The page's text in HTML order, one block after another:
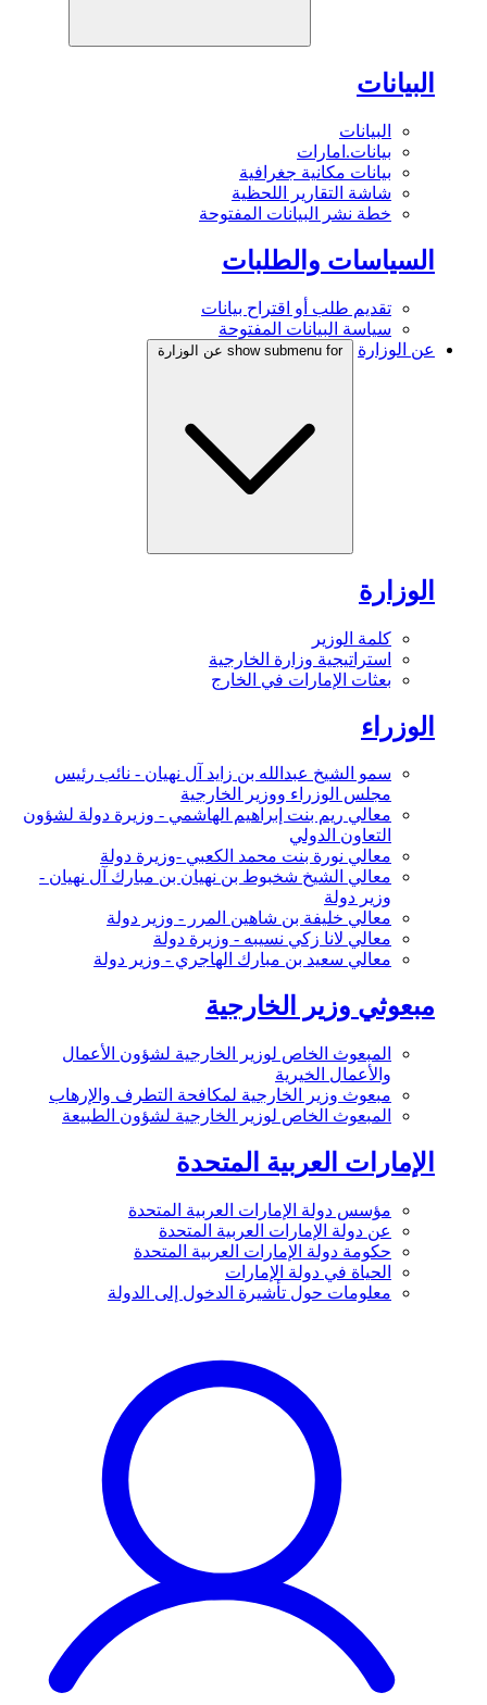
البيانات
البيانات
بيانات.امارات
بيانات مكانية جغرافية
شاشة التقارير اللحظية
خطة نشر البيانات المفتوحة
السياسات والطلبات
تقديم طلب أو اقتراح بيانات
سياسة البيانات المفتوحة
عن الوزارة
show submenu for عن الوزارة
الوزارة
كلمة الوزير
استراتيجية وزارة الخارجية
بعثات الإمارات في الخارج
الوزراء
سمو الشيخ عبدالله بن زايد آل نهيان - نائب رئيس
مجلس الوزراء ووزير الخارجية
معالي ريم بنت إبراهيم الهاشمي - وزيرة دولة لشؤون
التعاون الدولي
معالي نورة بنت محمد الكعبي -وزيرة دولة
معالي الشيخ شخبوط بن نهيان بن مبارك آل نهيان -
وزير دولة
معالي خليفة بن شاهين المرر - وزير دولة
معالي لانا زكي نسيبه - وزيرة دولة
معالي سعيد بن مبارك الهاجري - وزير دولة
مبعوثي وزير الخارجية
المبعوث الخاص لوزير الخارجية لشؤون الأعمال
والأعمال الخيرية
مبعوث وزير الخارجية لمكافحة التطرف والإرهاب
المبعوث الخاص لوزير الخارجية لشؤون الطبيعة
الإمارات العربية المتحدة
مؤسس دولة الإمارات العربية المتحدة
عن دولة الإمارات العربية المتحدة
حكومة دولة الإمارات العربية المتحدة
الحياة في دولة الإمارات
معلومات حول تأشيرة الدخول إلى الدولة